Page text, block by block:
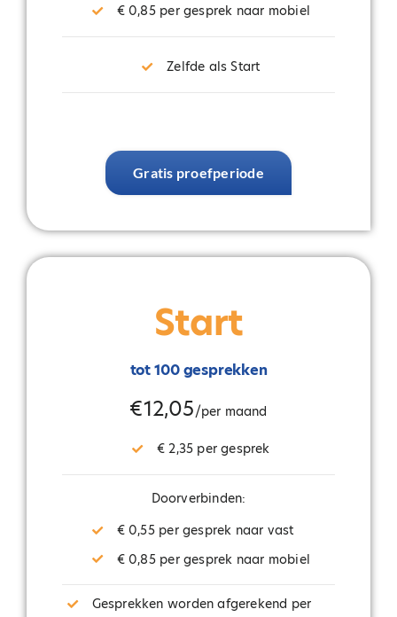
€ 0,85 per gesprek naar mobiel
Zelfde als Start
Gratis proefperiode
Start
tot 100 gesprekken
€12,05/per maand
€ 2,35 per gesprek
Doorverbinden:
€ 0,55 per gesprek naar vast
€ 0,85 per gesprek naar mobiel
Gesprekken worden afgerekend per